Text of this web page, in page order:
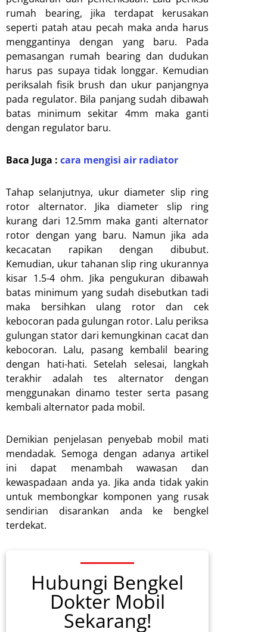
rumah bearing, jika terdapat kerusakan
seperti patah atau pecah maka anda harus
menggantinya dengan yang baru. Pada
pemasangan rumah bearing dan dudukan
harus pas supaya tidak longgar. Kemudian
periksalah fisik brush dan ukur panjangnya
pada regulator. Bila panjang sudah dibawah
batas minimum sekitar 4mm maka ganti
dengan regulator baru.
Baca Juga : cara mengisi air radiator
Tahap selanjutnya, ukur diameter slip ring
rotor alternator. Jika diameter slip ring
kurang dari 12.5mm maka ganti alternator
rotor dengan yang baru. Namun jika ada
kecacatan rapikan dengan dibubut.
Kemudian, ukur tahanan slip ring ukurannya
kisar 1.5-4 ohm. Jika pengukuran dibawah
batas minimum yang sudah disebutkan tadi
maka bersihkan ulang rotor dan cek
kebocoran pada gulungan rotor. Lalu periksa
gulungan stator dari kemungkinan cacat dan
kebocoran. Lalu, pasang kembalil bearing
dengan hati-hati. Setelah selesai, langkah
terakhir adalah tes alternator dengan
menggunakan dinamo tester serta pasang
kembali alternator pada mobil.
Demikian penjelasan penyebab mobil mati
mendadak. Semoga dengan adanya artikel
ini dapat menambah wawasan dan
kewaspadaan anda ya. Jika anda tidak yakin
untuk membongkar komponen yang rusak
sendirian disarankan anda ke bengkel
terdekat.
Hubungi Bengkel
Dokter Mobil
Sekarang!